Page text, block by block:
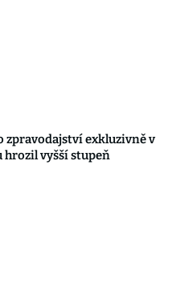
zpravodajství exkluzivně v
hrozil vyšší stupeň